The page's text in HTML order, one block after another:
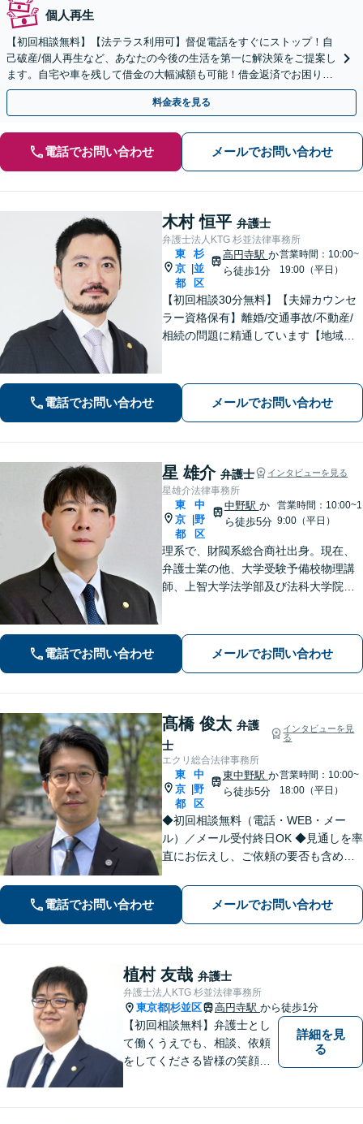
個人再生
【初回相談無料】【法テラス利用可】督促電話をすぐにストップ！自
己破産/個人再生など、あなたの今後の生活を第一に解決策をご提案し
ます。自宅や車を残して借金の大幅減額も可能！借金返済でお困りで
したら、お気軽にご相談ください【夜間休日の相談可】
料金表を見る
電話でお問い合わせ メールでお問い合わせ
木村 恒平 弁護士
弁護士法人KTG 杉並法律事務所
東
京
都
杉
並
区
高円寺駅 か
ら徒歩1分
営業時間：10:00~
19:00（平日）
【初回相談30分無料】【夫婦カウンセ
ラー資格保有】離婚/交通事故/不動産/
相続の問題に精通しています【地域に
指し、日々邁進しております【夜間・
土日相談可】
電話でお問い合わせ メールでお問い合わせ
星 雄介 弁護士 インタビューを見る
星雄介法律事務所
東
京
都
中
野
区
中野駅 か
ら徒歩5分
営業時間：10:00~1
9:00（平日）
理系で、財閥系総合商社出身。現在、
弁護士業の他、大学受験予備校物理講
師、上智大学法学部及び法科大学院非
件、相続問題、学校問題、行政事件、
企業法務に強い関心があります。
電話でお問い合わせ メールでお問い合わせ
髙橋 俊太 弁護
士
インタビューを見
る
エクリ総合法律事務所
東
京
都
中
野
区
東中野駅 か
ら徒歩5分
営業時間：10:00~
18:00（平日）
◆初回相談無料（電話・WEB・メー
ル）／メール受付終日OK ◆見通しを率
直にお伝えし、ご依頼の要否も含めて
弁護士本人が一貫してスピーディーに
対応いたします。 ◆累計相談2000件以
上・解決実績500件以上
電話でお問い合わせ メールでお問い合わせ
植村 友哉 弁護士
弁護士法人KTG 杉並法律事務所
東京都 杉並区 高円寺駅 から徒歩1分
【初回相談無料】弁護士とし
て働くうえでも、相談、依頼
をしてくださる皆様の笑顔を
詳細を見
る